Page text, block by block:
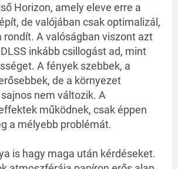
Horizon, amely eleve erre a
de valójában csak optimalizál,
rondít. A valóságban viszont azt
inkább csillogást ad, mint
A fények szebbek, a
de a környezet
nem változik. A
működnek, csak éppen
a mélyebb problémát.
is hagy maga után kérdéseket.